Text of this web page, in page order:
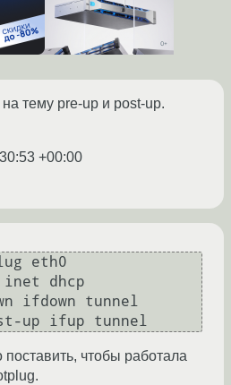
тему pre-up и post-up.
+00:00
eth0
dhcp
чтобы работала